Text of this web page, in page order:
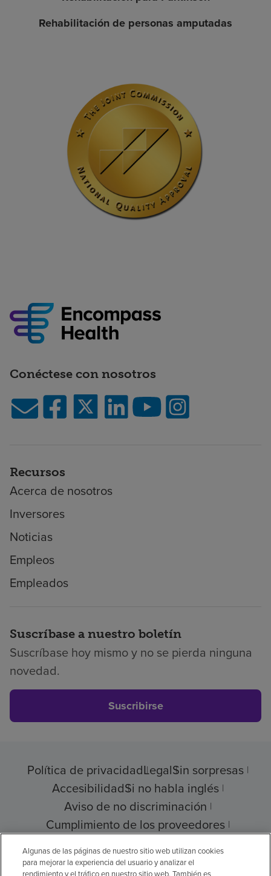
Rehabilitación de personas amputadas
Conéctese con nosotros
Recursos
Acerca de nosotros
Inversores
Noticias
Empleos
Empleados
Suscríbase a nuestro boletín
Suscríbase hoy mismo y no se pierda ninguna
novedad.
Suscribirse
Política de privacidadLegalSin sorpresas
AccesibilidadSi no habla inglés
Aviso de no discriminación
Cumplimiento de los proveedores
Transparencia de precios
Algunas de las páginas de nuestro sitio web utilizan cookies
para mejorar la experiencia del usuario y analizar el